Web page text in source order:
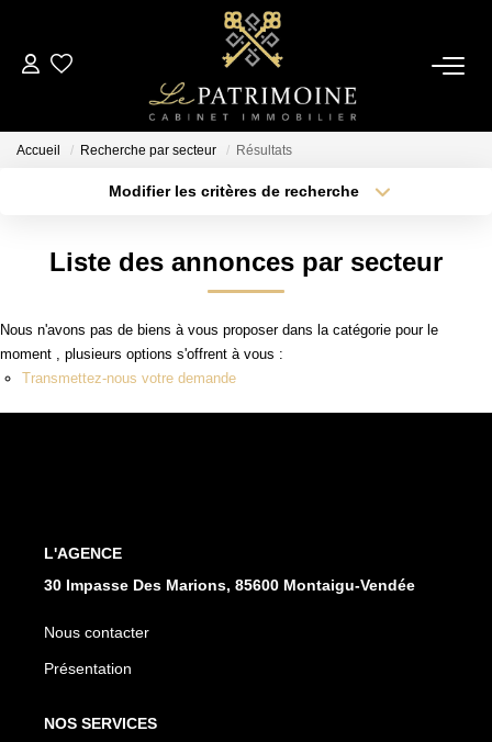
ACCUEIL
Ventes
Locations
ESTIMATION
Accueil Recherche par secteur Résultats
Modifier les critères de recherche
Type de bien
Surface min
Budget max Plus de critères
Liste des annonces par secteur
Nous n'avons pas de biens à vous proposer dans la catégorie pour le
moment , plusieurs options s'offrent à vous :
Transmettez-nous votre demande
L'AGENCE
30 Impasse Des Marions, 85600 Montaigu-Vendée
Nous contacter
Présentation
NOS SERVICES